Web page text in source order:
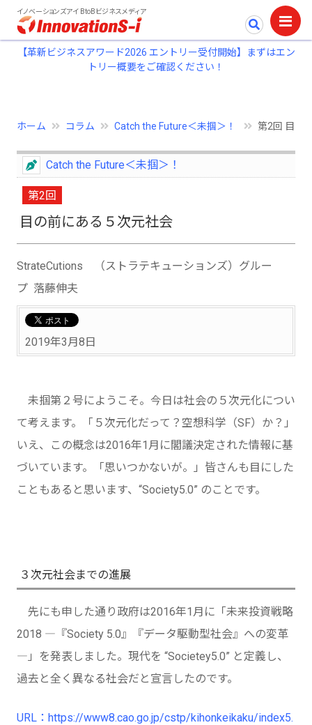
イノベーションズアイ BtoBビジネスメディア
【革新ビジネスアワード2026 エントリー受付開始】まずはエン
トリー概要をご確認ください！
ホーム コラム Catch the Future＜未掴＞！ 第2回 目の
Catch the Future＜未掴＞！
第2回
目の前にある５次元社会
StrateCutions （ストラテキューションズ）グルー
プ 落藤伸夫
2019年3月8日
未掴第２号にようこそ。今日は社会の５次元化につい
て考えます。「５次元化だって？空想科学（SF）か？」
いえ、この概念は2016年1月に閣議決定された情報に基
づいています。「思いつかないが。」皆さんも目にした
こともあると思います、“Society5.0” のことです。
３次元社会までの進展
先にも申した通り政府は2016年1月に「未来投資戦略
2018 ―『Society 5.0』『データ駆動型社会』への変革
―」を発表しました。現代を “Societey5.0” と定義し、
過去と全く異なる社会だと宣言したのです。
URL：https://www8.cao.go.jp/cstp/kihonkeikaku/index5.